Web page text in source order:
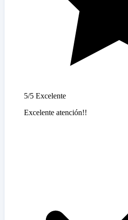
5/5 Excelente
Excelente atención!!